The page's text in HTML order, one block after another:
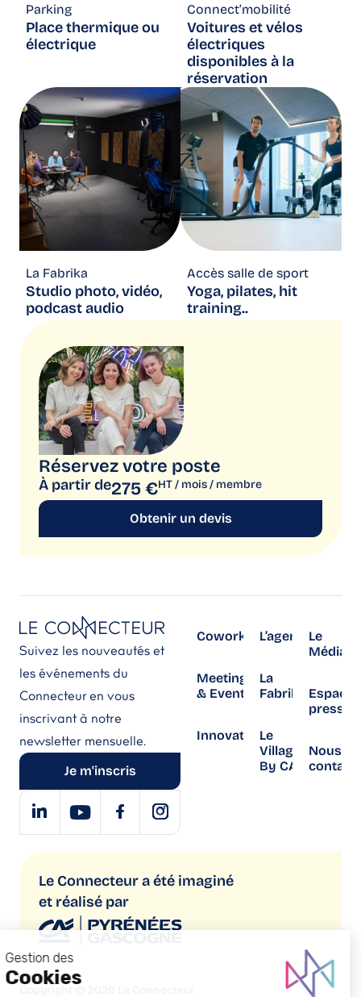
Parking
Place thermique ou
électrique
Connect’mobilité​
Voitures et vélos
électriques
disponibles à la
réservation
La Fabrika
Studio photo, vidéo,
podcast audio
Accès salle de sport
Yoga, pilates, hit
training..
Réservez votre poste
À partir de275 €HT / mois / membre
Obtenir un devis
Suivez les nouveautés et
les événements du
Connecteur en vous
inscrivant à notre
newsletter mensuelle.
Je m'inscris
Coworking
Meetings
& Events
Innovation
L’agenda
La
Fabrika
Le
Village
By CA
Le
Média
Espace
presse
Nous
Le Connecteur a été imaginé
et réalisé par